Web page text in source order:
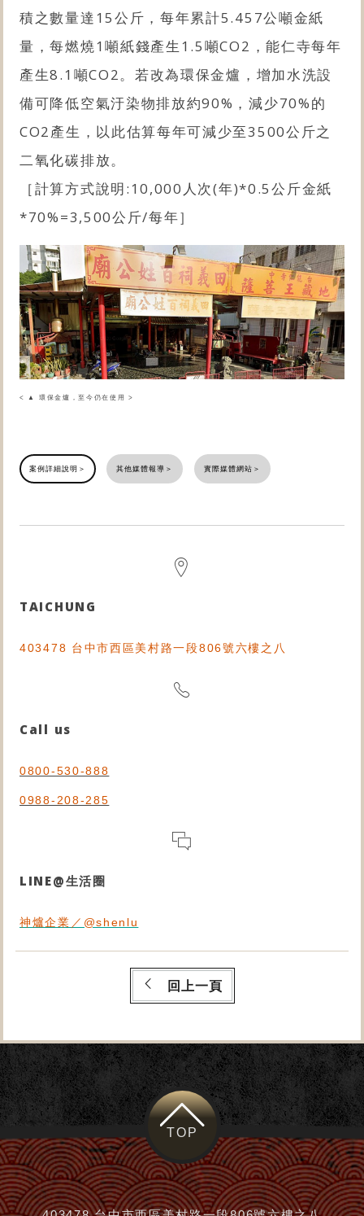
積之數量達15公斤，每年累計5.457公噸金紙
量，每燃燒1噸紙錢產生1.5噸CO2，能仁寺每年
產生8.1噸CO2。若改為環保金爐，增加水洗設
備可降低空氣汙染物排放約90%，減少70%的
CO2產生，以此估算每年可減少至3500公斤之
二氧化碳排放。
［計算方式說明:10,000人次(年)*0.5公斤金紙
*70%=3,500公斤/每年］
< ▲ 環保金爐，至今仍在使用 >
案例詳細說明＞ 其他媒體報導＞ 實際媒體網站＞
TAICHUNG
403478 台中市西區美村路一段806號六樓之八
Call us
0800-530-888
0988-208-285
LINE@生活圈
神爐企業／@shenlu
回上一頁
TOP